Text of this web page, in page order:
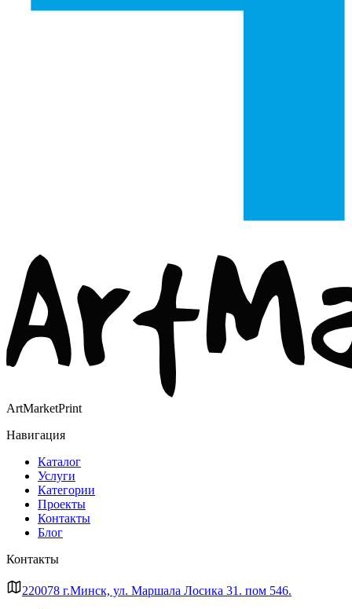
ArtMarketPrint
Навигация
Каталог
Услуги
Категории
Проекты
Контакты
Блог
Контакты
220078 г.Минск, ул. Маршала Лосика 31. пом 546.